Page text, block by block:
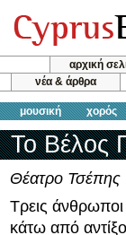
αρχική
νέα & άρθρα
μουσική χορός
Το Βέλος
Θέατρο Τσέπης
Τρεις άνθρωποι
κάτω από